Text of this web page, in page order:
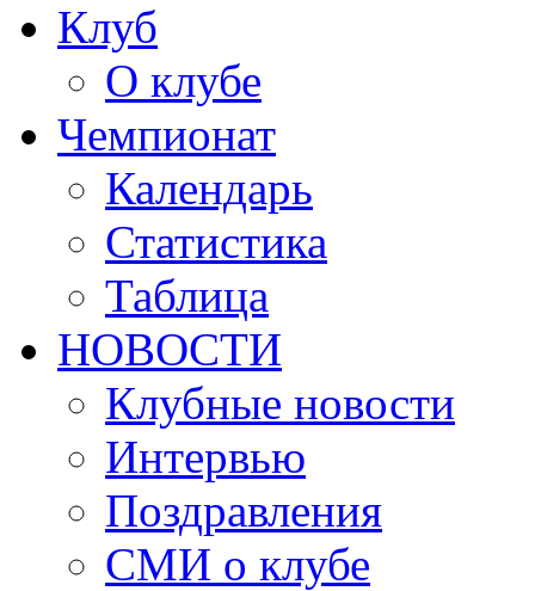
Клуб
О клубе
Чемпионат
Календарь
Статистика
Таблица
НОВОСТИ
Клубные новости
Интервью
Поздравления
СМИ о клубе